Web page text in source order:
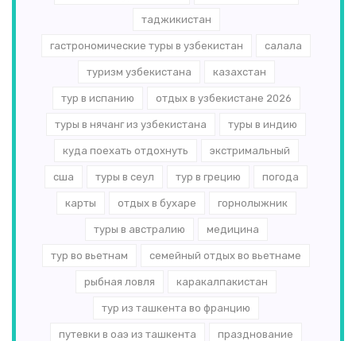
таджикистан
гастрономические туры в узбекистан салала
туризм узбекистана казахстан
тур в испанию отдых в узбекистане 2026
туры в нячанг из узбекистана туры в индию
куда поехать отдохнуть экстримальный
сша туры в сеул тур в грецию погода
карты отдых в бухаре горнолыжник
туры в австралию медицина
тур во вьетнам семейный отдых во вьетнаме
рыбная ловля каракалпакистан
тур из ташкента во францию
путевки в оаэ из ташкента празднование